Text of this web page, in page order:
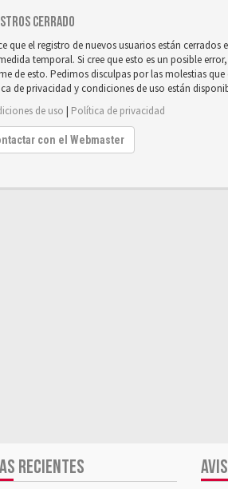
cerrado
que el registro de nuevos usuarios están
temporal. Si cree que esto es un posible
de esto. Pedimos disculpas por las molestias
de privacidad y condiciones de uso están
de uso | Política de privacidad
con el Webmaster
RECIENTES